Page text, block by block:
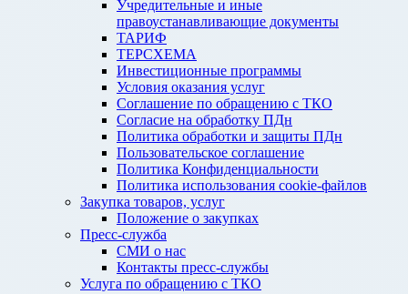
Учредительные и иные
правоустанавливающие документы
ТАРИФ
ТЕРСХЕМА
Инвестиционные программы
Условия оказания услуг
Соглашение по обращению с ТКО
Согласие на обработку ПДн
Политика обработки и защиты ПДн
Пользовательское соглашение
Политика Конфиденциальности
Политика использования cookie-файлов
Закупка товаров, услуг
Положение о закупках
Пресс-служба
СМИ о нас
Контакты пресс-службы
Услуга по обращению с ТКО